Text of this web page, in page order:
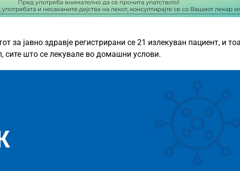
за јавно здравје регистрирани се 21 излекуван пациент, и
сите што се лекувале во домашни услови.